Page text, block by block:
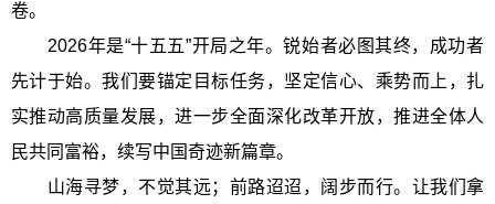
卷。
2026年是“十五五”开局之年。锐始者必图其终，成功者
先计于始。我们要锚定目标任务，坚定信心、乘势而上，扎
实推动高质量发展，进一步全面深化改革开放，推进全体人
民共同富裕，续写中国奇迹新篇章。
山海寻梦，不觉其远；前路迢迢，阔步而行。让我们拿